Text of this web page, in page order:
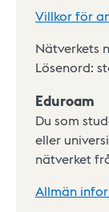
Villkor för
Nätverkets
Lösenord:
Eduroam
Du som
eller
nätverket
Allmän